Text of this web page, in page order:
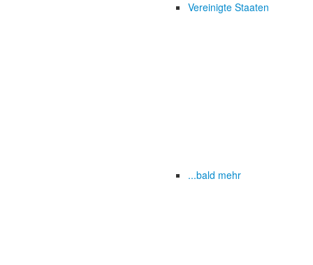
Vereinigte Staaten
...bald mehr